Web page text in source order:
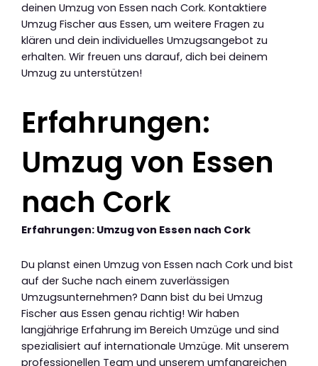
deinen Umzug von Essen nach Cork. Kontaktiere
Umzug Fischer aus Essen, um weitere Fragen zu
klären und dein individuelles Umzugsangebot zu
erhalten. Wir freuen uns darauf, dich bei deinem
Umzug zu unterstützen!
Erfahrungen:
Umzug von Essen
nach Cork
Erfahrungen: Umzug von Essen nach Cork
Du planst einen Umzug von Essen nach Cork und bist
auf der Suche nach einem zuverlässigen
Umzugsunternehmen? Dann bist du bei Umzug
Fischer aus Essen genau richtig! Wir haben
langjährige Erfahrung im Bereich Umzüge und sind
spezialisiert auf internationale Umzüge. Mit unserem
professionellen Team und unserem umfangreichen